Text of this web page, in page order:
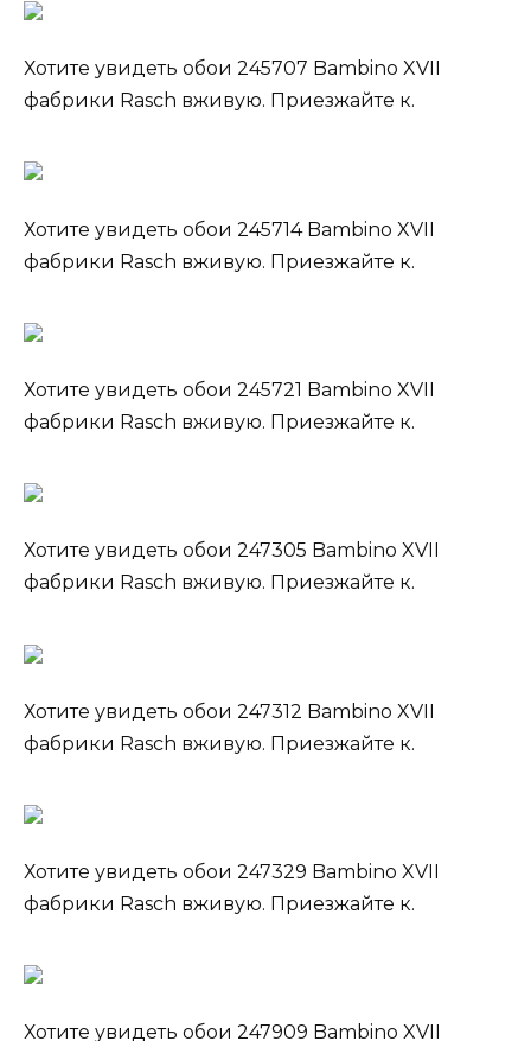
Хотите увидеть обои 245707 Bambino XVII
фабрики Rasch вживую. Приезжайте к.
Хотите увидеть обои 245714 Bambino XVII
фабрики Rasch вживую. Приезжайте к.
Хотите увидеть обои 245721 Bambino XVII
фабрики Rasch вживую. Приезжайте к.
Хотите увидеть обои 247305 Bambino XVII
фабрики Rasch вживую. Приезжайте к.
Хотите увидеть обои 247312 Bambino XVII
фабрики Rasch вживую. Приезжайте к.
Хотите увидеть обои 247329 Bambino XVII
фабрики Rasch вживую. Приезжайте к.
Хотите увидеть обои 247909 Bambino XVII